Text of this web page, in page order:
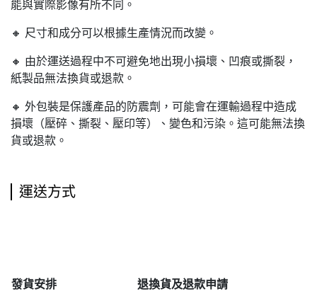
能與實際影像有所不同。
🔸 尺寸和成分可以根據生產情況而改變。
🔸 由於運送過程中不可避免地出現小損壞、凹痕或撕裂，
紙製品無法換貨或退款。
🔸 外包裝是保護產品的防震劑，可能會在運輸過程中造成
損壞（壓碎、撕裂、壓印等）、變色和污染。這可能無法換
貨或退款。
運送方式
發貨安排 退換貨及退款申請